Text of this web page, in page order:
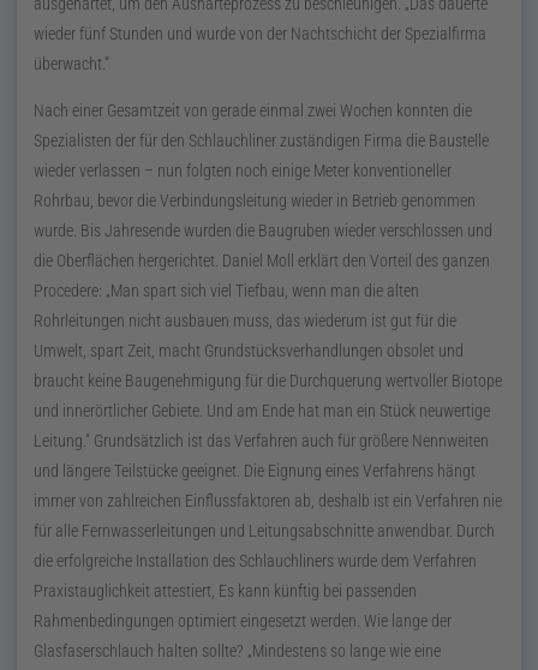
ausgehärtet, um den Aushärteprozess zu beschleunigen.
Das dauerte
wieder fünf Stunden und wurde von der Nachtschicht der Spezialfirma
überwacht.
Nach einer Gesamtzeit von gerade einmal zwei Wochen konnten die
Spezialisten der für den Schlauchliner zuständigen Firma die Baustelle
wieder verlassen – nun folgten noch einige Meter konventioneller
Rohrbau, bevor die Verbindungsleitung wieder in Betrieb genommen
wurde. Bis Jahresende wurden die Baugruben wieder verschlossen und
die Oberflächen hergerichtet. Daniel Moll erklärt den Vorteil des ganzen
Procedere: „Man spart sich viel Tiefbau, wenn man die alten
Rohrleitungen nicht ausbauen muss, das wiederum ist gut für die
Umwelt, spart Zeit, macht Grundstücksverhandlungen obsolet und
braucht keine Baugenehmigung für die Durchquerung wertvoller Biotope
und innerörtlicher Gebiete. Und am Ende hat man ein Stück neuwertige
Leitung.“ Grundsätzlich ist das Verfahren auch für größere Nennweiten
und längere Teilstücke geeignet. Die Eignung eines Verfahrens hängt
immer von zahlreichen Einflussfaktoren ab, deshalb ist ein Verfahren nie
für alle Fernwasserleitungen und Leitungsabschnitte anwendbar. Durch
die erfolgreiche Installation des Schlauchliners wurde dem Verfahren
Praxistauglichkeit attestiert, Es kann künftig bei passenden
Rahmenbedingungen optimiert eingesetzt werden. Wie lange der
Glasfaserschlauch halten sollte? „Mindestens so lange wie eine